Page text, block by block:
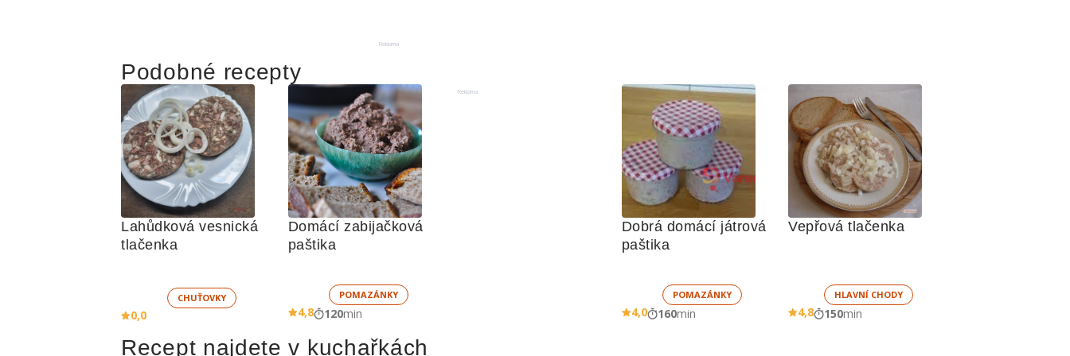
Reklama
Podobné recepty
Lahůdková vesnická
tlačenka
CHUŤOVKY
0,0
Domácí zabijačková
paštika
POMAZÁNKY
4,8 120min
Reklama
Dobrá domácí játrová
paštika
POMAZÁNKY
4,0 160min
Vepřová tlačenka
HLAVNÍ CHODY
4,8 150min
Recept najdete v kuchařkách